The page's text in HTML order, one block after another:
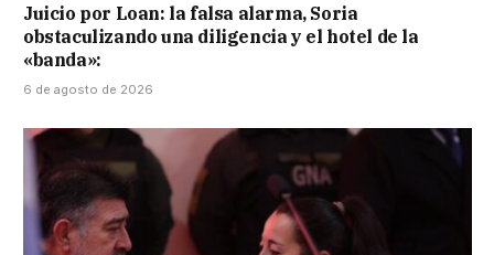
Juicio por Loan: la falsa alarma, Soria
obstaculizando una diligencia y el hotel de la
«banda»:
6 de agosto de 2026